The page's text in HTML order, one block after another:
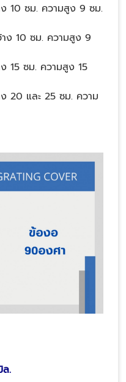
10 ซม. ความสูง 9 ซม.
ง 10 ซม. ความสูง 9
15 ซม. ความสูง 15
20 และ 25 ซม. ความ
.